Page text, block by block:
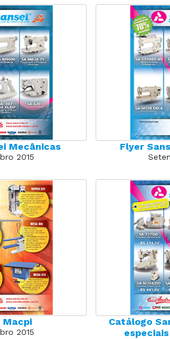
Mecânicas
2015
Flyer
Macpi
2015
Catálogo